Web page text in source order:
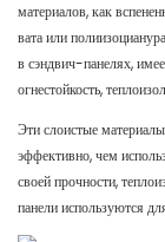
материалов, как
вата или
в сэндвич-панелях,
огнестойкость,
Эти слоистые
эффективно, чем
своей прочности,
панели используются